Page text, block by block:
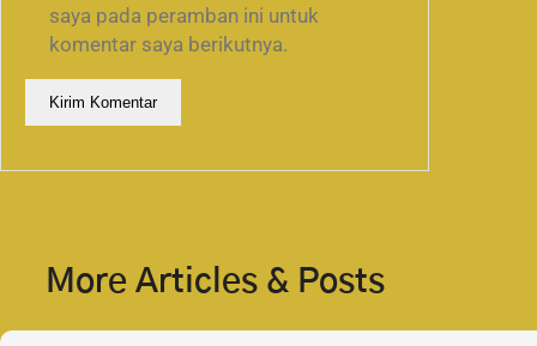
saya pada peramban ini untuk
komentar saya berikutnya.
More Articles & Posts